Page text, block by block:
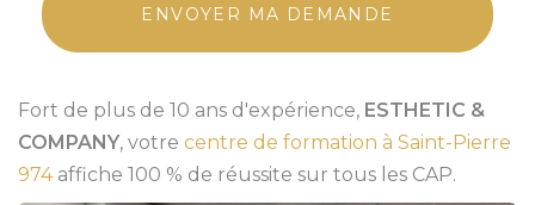
RGPD
ENVOYER MA DEMANDE
Fort de plus de 10 ans d'expérience, ESTHETIC &
COMPANY, votre centre de formation à Saint-Pierre
974affiche 100 % de réussite sur tous les CAP.